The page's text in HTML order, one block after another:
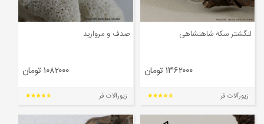
لنگشتر سکه شاهنشاهی
۱۳۶۲۰۰۰ تومان
زیورآلات فر
صدف و مروارید
۱۰۸۲۰۰۰ تومان
زیورآلات فر